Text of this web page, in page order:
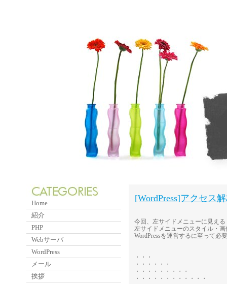
[WordPress]アクセス
今回、左サイドメニューに見え
左サイドメニューのスタイル・
WordPressを運営するに至って必
・・・
・・・・・・
・・・・・・・・・
・・・・・・・・・・・・
Home
紹介
PHP
Webサーバ
WordPress
メール
挨拶